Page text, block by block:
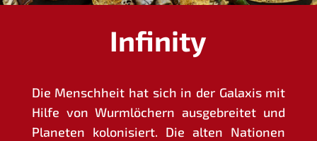
Infinity
Die Mensch­heit hat sich in der Gala­xis mit
Hil­fe von Wurm­lö­chern aus­ge­brei­tet und
Pla­ne­ten kolo­ni­siert. Die alten Natio­nen